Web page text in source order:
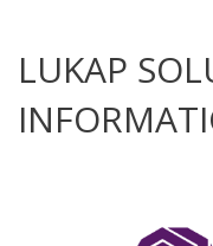
LUKAP